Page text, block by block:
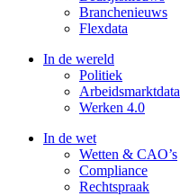
Branchenieuws
Flexdata
In de wereld
Politiek
Arbeidsmarktdata
Werken 4.0
In de wet
Wetten & CAO’s
Compliance
Rechtspraak